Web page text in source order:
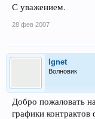
С уважением.
28 фев 2007
Ignet
Волновик
Добро пожаловать
графики контрактов